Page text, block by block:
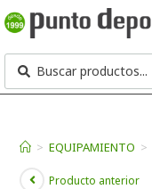
> EQUIPAMIENTO >
Producto anterior